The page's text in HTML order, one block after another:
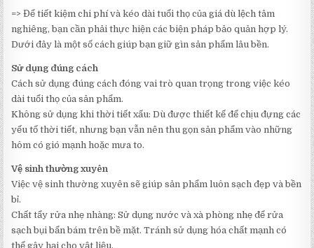
=> Để tiết kiệm chi phí và kéo dài tuổi thọ của giá dù lệch tâm
nghiêng, bạn cần phải thực hiện các biện pháp bảo quản hợp lý.
Dưới đây là một số cách giúp bạn giữ gìn sản phẩm lâu bền.
Sử dụng đúng cách
Cách sử dụng đúng cách đóng vai trò quan trọng trong việc kéo
dài tuổi thọ của sản phẩm.
Không sử dụng khi thời tiết xấu: Dù được thiết kế để chịu đựng các
yếu tố thời tiết, nhưng bạn vẫn nên thu gọn sản phẩm vào những
hôm có gió mạnh hoặc mưa to.
Vệ sinh thường xuyên
Việc vệ sinh thường xuyên sẽ giúp sản phẩm luôn sạch đẹp và bền
bỉ.
Chất tẩy rửa nhẹ nhàng: Sử dụng nước và xà phòng nhẹ để rửa
sạch bụi bẩn bám trên bề mặt. Tránh sử dụng hóa chất mạnh có
thể gây hại cho vật liệu.